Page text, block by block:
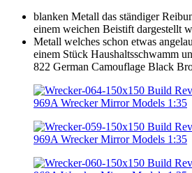
blanken Metall das ständiger
einem weichen Beistift dargestellt
Metall welches schon etwas
einem Stück Haushaltsschwamm
822 German Camouflage Black